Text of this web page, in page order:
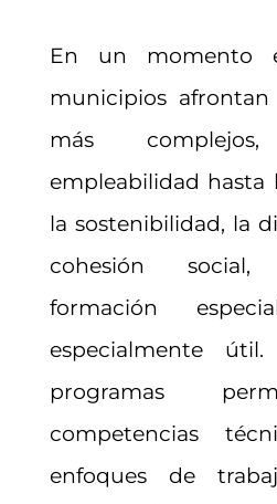
En un momento
municipios
más
empleabilidad hasta
la sostenibilidad, la
cohesión
formación
especialmente
programas
competencias
enfoques de